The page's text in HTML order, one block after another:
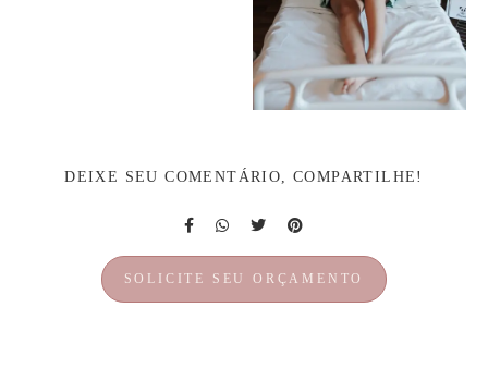
DEIXE SEU COMENTÁRIO, COMPARTILHE!
SOLICITE SEU ORÇAMENTO